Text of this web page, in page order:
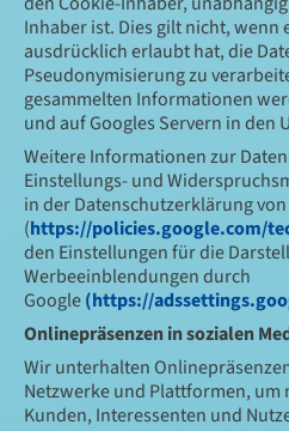
Inhaber ist. Dies gilt nicht, wenn
ausdrücklich erlaubt hat, die
Pseudonymisierung zu
gesammelten Informationen
und auf Googles Servern in den
Weitere Informationen zur
Einstellungs- und
in der Datenschutzerklärung
(https://policies.google.com/
den Einstellungen für die
Werbeeinblendungen durch
Google(https://
Onlinepräsenzen in sozialen
Wir unterhalten
Netzwerke und Plattformen, um
Kunden, Interessenten und